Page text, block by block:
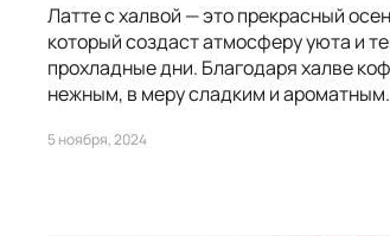
Латте с халвой — это прекрасный
который создаст атмосферу уюта и
прохладные дни. Благодаря халве
нежным, в меру сладким и ароматным.
5 ноября, 2024